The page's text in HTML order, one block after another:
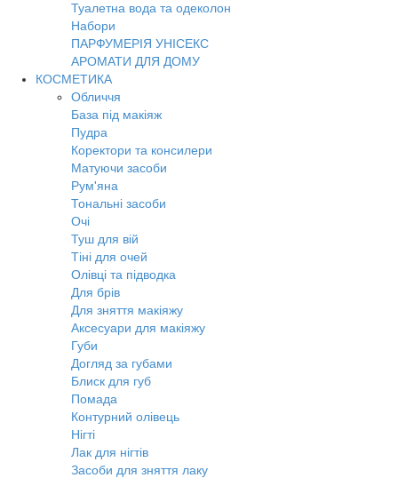
Туалетна вода та одеколон
Набори
ПАРФУМЕРІЯ УНІСЕКС
АРОМАТИ ДЛЯ ДОМУ
КОСМЕТИКА
Обличчя
База під макіяж
Пудра
Коректори та консилери
Матуючи засоби
Рум'яна
Тональні засоби
Очі
Туш для вій
Тіні для очей
Олівці та підводка
Для брів
Для зняття макіяжу
Аксесуари для макіяжу
Губи
Догляд за губами
Блиск для губ
Помада
Контурний олівець
Нігті
Лак для нігтів
Засоби для зняття лаку